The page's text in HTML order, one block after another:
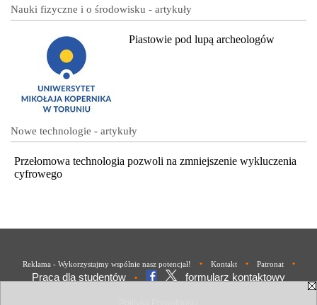
Nauki fizyczne i o środowisku - artykuły
Piastowie pod lupą archeologów
Nowe technologie - artykuły
Przełomowa technologia pozwoli na zmniejszenie wykluczenia
cyfrowego
Reklama - Wykorzystajmy wspólnie nasz potencjał! • Kontakt • Patronat •
Praca dla studentów • formularz kontaktowy